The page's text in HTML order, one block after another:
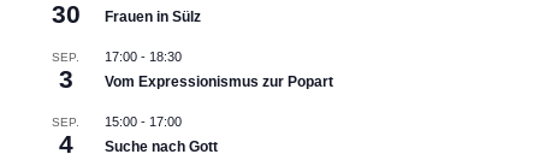
30 Frauen in Sülz
SEP.
3
17:00- 18:30
Vom Expressionismus zur Popart
SEP.
4
15:00- 17:00
Suche nach Gott